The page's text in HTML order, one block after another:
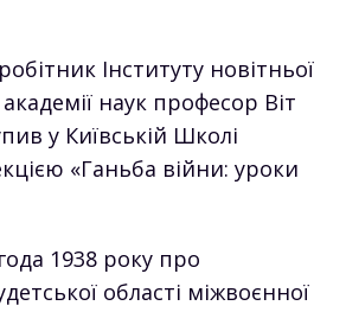
Інституту новітньої
академії наук професор Віт
у Київській Школі
«Ганьба війни: уроки
1938 року про
області міжвоєнної